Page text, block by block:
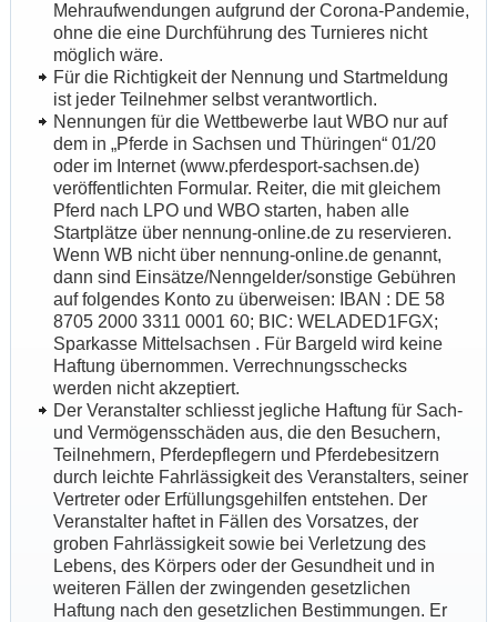
Mehraufwendungen aufgrund der Corona-Pandemie,
ohne die eine Durchführung des Turnieres nicht
möglich wäre.
Für die Richtigkeit der Nennung und Startmeldung
ist jeder Teilnehmer selbst verantwortlich.
Nennungen für die Wettbewerbe laut WBO nur auf
dem in „Pferde in Sachsen und Thüringen“ 01/20
oder im Internet (www.pferdesport-sachsen.de)
veröffentlichten Formular. Reiter, die mit gleichem
Pferd nach LPO und WBO starten, haben alle
Startplätze über nennung-online.de zu reservieren.
Wenn WB nicht über nennung-online.de genannt,
dann sind Einsätze/Nenngelder/sonstige Gebühren
auf folgendes Konto zu überweisen:
IBAN : DE 58
8705 2000 3311 0001 60; BIC: WELADED1FGX;
Sparkasse Mittelsachsen . Für Bargeld wird keine
Haftung übernommen. Verrechnungsschecks
werden nicht akzeptiert.
Der Veranstalter schliesst jegliche Haftung für Sach-
und Vermögensschäden aus, die den Besuchern,
Teilnehmern, Pferdepflegern und Pferdebesitzern
durch leichte Fahrlässigkeit des Veranstalters, seiner
Vertreter oder Erfüllungsgehilfen entstehen. Der
Veranstalter haftet in Fällen des Vorsatzes, der
groben Fahrlässigkeit sowie bei Verletzung des
Lebens, des Körpers oder der Gesundheit und in
weiteren Fällen der zwingenden gesetzlichen
Haftung nach den gesetzlichen Bestimmungen. Er